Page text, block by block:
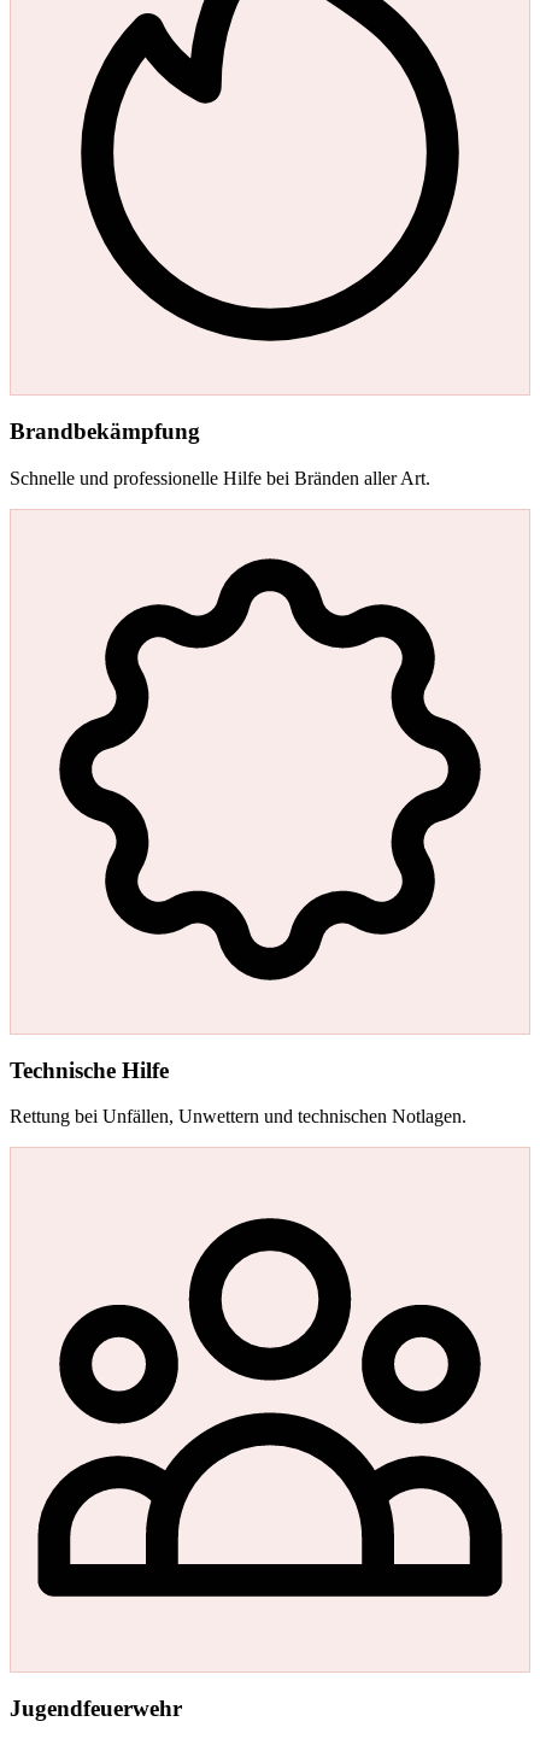
Brandbekämpfung
Schnelle und professionelle Hilfe bei Bränden aller Art.
Technische Hilfe
Rettung bei Unfällen, Unwettern und technischen Notlagen.
Jugendfeuerwehr